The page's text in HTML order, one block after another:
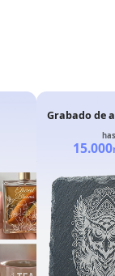
Grabado de
15.000